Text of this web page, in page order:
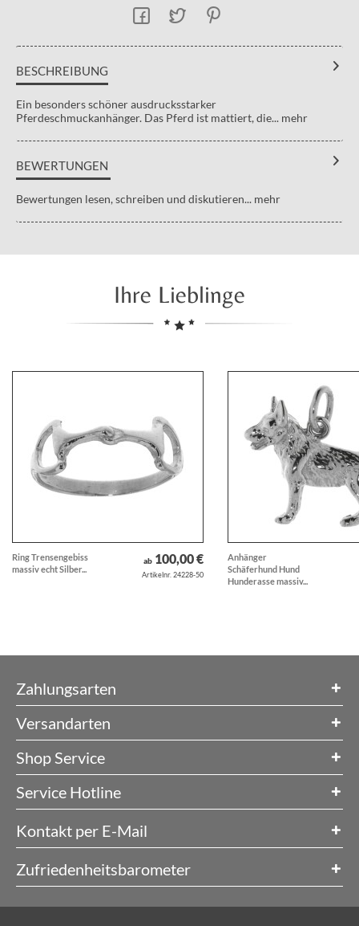
BESCHREIBUNG
Ein besonders schöner ausdrucksstarker
Pferdeschmuckanhänger. Das Pferd ist mattiert, die... mehr
BEWERTUNGEN
Bewertungen lesen, schreiben und diskutieren... mehr
Ihre Lieblinge
Ring Trensengebiss
massiv echt Silber...
ab100,00 €
Artikelnr. 24228-50
Anhänger
Schäferhund Hund
Hunderasse massiv...
Zahlungsarten
Versandarten
Shop Service
Service Hotline
Kontakt per E-Mail
Zufriedenheitsbarometer